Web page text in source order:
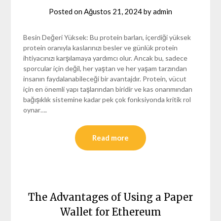
Posted on Ağustos 21, 2024byadmin
Besin Değeri Yüksek: Bu protein barları, içerdiği yüksek
protein oranıyla kaslarınızı besler ve günlük protein
ihtiyacınızı karşılamaya yardımcı olur. Ancak bu, sadece
sporcular için değil, her yaştan ve her yaşam tarzından
insanın faydalanabileceği bir avantajdır. Protein, vücut
için en önemli yapı taşlarından biridir ve kas onarımından
bağışıklık sistemine kadar pek çok fonksiyonda kritik rol
oynar….
Read more
The Advantages of Using a Paper
Wallet for Ethereum